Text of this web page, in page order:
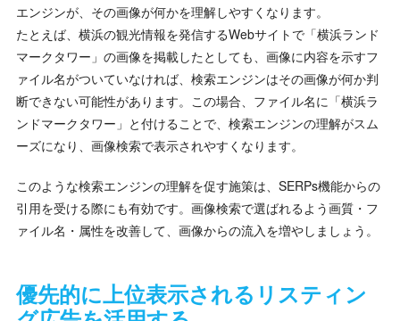
エンジンが、その画像が何かを理解しやすくなります。
たとえば、横浜の観光情報を発信するWebサイトで「横浜ランド
マークタワー」の画像を掲載したとしても、画像に内容を示すフ
ァイル名がついていなければ、検索エンジンはその画像が何か判
断できない可能性があります。この場合、ファイル名に「横浜ラ
ンドマークタワー」と付けることで、検索エンジンの理解がスム
ーズになり、画像検索で表示されやすくなります。
このような検索エンジンの理解を促す施策は、SERPs機能からの
引用を受ける際にも有効です。画像検索で選ばれるよう画質・フ
ァイル名・属性を改善して、画像からの流入を増やしましょう。
優先的に上位表示されるリスティン